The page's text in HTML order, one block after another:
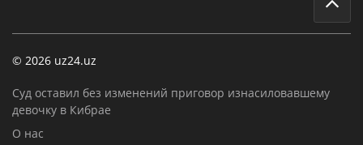
© 2026 uz24.uz
Суд оставил без изменений приговор изнасиловавшему
девочку в Кибрае
О нас